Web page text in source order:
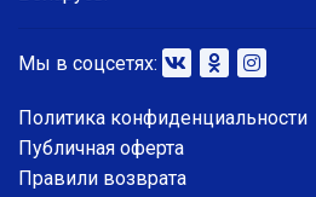
Мы в соцсетях:
Политика конфиденциальности
Публичная оферта
Правили возврата